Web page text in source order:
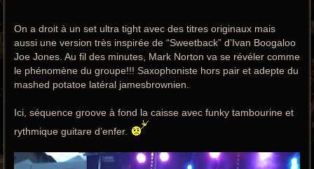
On a droit à un set ultra tight avec des titres originaux mais
aussi une version très inspirée de “Sweetback” d’Ivan Boogaloo
Joe Jones. Au fil des minutes, Mark Norton va se révéler comme
le phénomène du groupe!!! Saxophoniste hors pair et adepte du
mashed potatoe latéral jamesbrownien.
Ici, séquence groove à fond la caisse avec funky tambourine et
rythmique guitare d’enfer.